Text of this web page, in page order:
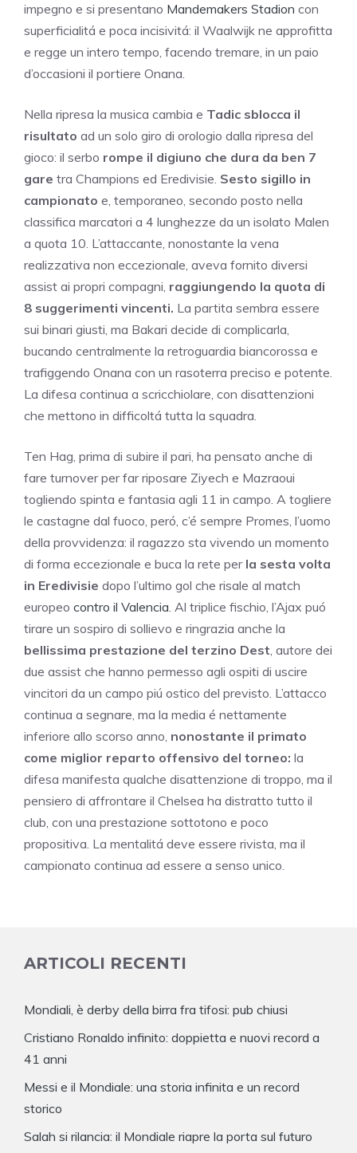
impegno e si presentano Mandemakers Stadion con
superficialitá e poca incisivitá: il Waalwijk ne approfitta
e regge un intero tempo, facendo tremare, in un paio
d’occasioni il portiere Onana.
Nella ripresa la musica cambia e Tadic sblocca il
risultato ad un solo giro di orologio dalla ripresa del
gioco: il serbo rompe il digiuno che dura da ben 7
gare tra Champions ed Eredivisie. Sesto sigillo in
campionato e, temporaneo, secondo posto nella
classifica marcatori a 4 lunghezze da un isolato Malen
a quota 10. L’attaccante, nonostante la vena
realizzativa non eccezionale, aveva fornito diversi
assist ai propri compagni, raggiungendo la quota di
8 suggerimenti vincenti. La partita sembra essere
sui binari giusti, ma Bakari decide di complicarla,
bucando centralmente la retroguardia biancorossa e
trafiggendo Onana con un rasoterra preciso e potente.
La difesa continua a scricchiolare, con disattenzioni
che mettono in difficoltá tutta la squadra.
Ten Hag, prima di subire il pari, ha pensato anche di
fare turnover per far riposare Ziyech e Mazraoui
togliendo spinta e fantasia agli 11 in campo. A togliere
le castagne dal fuoco, peró, c’é sempre Promes, l’uomo
della provvidenza: il ragazzo sta vivendo un momento
di forma eccezionale e buca la rete per la sesta volta
in Eredivisie dopo l’ultimo gol che risale al match
europeo contro il Valencia. Al triplice fischio, l’Ajax puó
tirare un sospiro di sollievo e ringrazia anche la
bellissima prestazione del terzino Dest, autore dei
due assist che hanno permesso agli ospiti di uscire
vincitori da un campo piú ostico del previsto. L’attacco
continua a segnare, ma la media é nettamente
inferiore allo scorso anno, nonostante il primato
come miglior reparto offensivo del torneo: la
difesa manifesta qualche disattenzione di troppo, ma il
pensiero di affrontare il Chelsea ha distratto tutto il
club, con una prestazione sottotono e poco
propositiva. La mentalitá deve essere rivista, ma il
campionato continua ad essere a senso unico.
ARTICOLI RECENTI
Mondiali, è derby della birra fra tifosi: pub chiusi
Cristiano Ronaldo infinito: doppietta e nuovi record a
41 anni
Messi e il Mondiale: una storia infinita e un record
storico
Salah si rilancia: il Mondiale riapre la porta sul futuro